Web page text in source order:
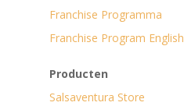
Franchise Programma
Franchise Program English
Producten
Salsaventura Store